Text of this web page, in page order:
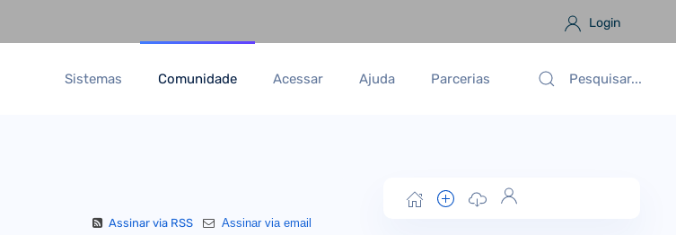
Login
Sistemas Comunidade Acessar Ajuda Parcerias
Assinar via RSS Assinar via email